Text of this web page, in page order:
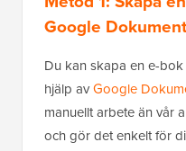
Google
Du kan skapa en e-
hjälp avGoogle
manuellt arbete än vår
och gör det enkelt för